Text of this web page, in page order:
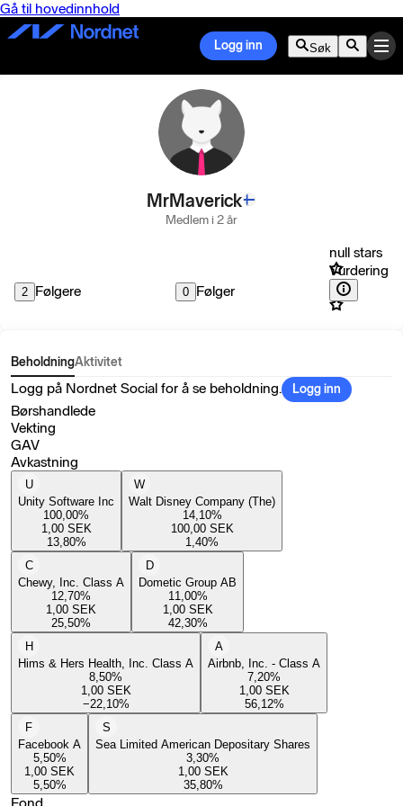
Gå til hovedinnhold
Logg inn Søk
MrMaverick
Medlem i 2 år
2 Følgere 0 Følger
null stars
Vurdering
BeholdningAktivitet
Logg på Nordnet Social for å se beholdning. Logg inn
Børshandlede
Vekting
GAV
Avkastning
U
Unity Software Inc
100,00%
1,00 SEK
13,80%
W
Walt Disney Company (The)
14,10%
100,00 SEK
1,40%
C
Chewy, Inc. Class A
12,70%
1,00 SEK
25,50%
D
Dometic Group AB
11,00%
1,00 SEK
42,30%
H
Hims & Hers Health, Inc. Class A
8,50%
1,00 SEK
−22,10%
A
Airbnb, Inc. - Class A
7,20%
1,00 SEK
56,12%
F
Facebook A
5,50%
1,00 SEK
5,50%
S
Sea Limited American Depositary Shares
3,30%
1,00 SEK
35,80%